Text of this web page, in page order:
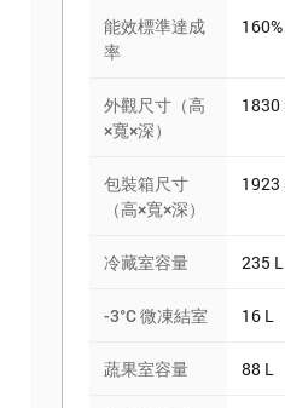
能效標準達成
率
外觀尺寸（高
×寬×深）
1830
包裝箱尺寸
（高×寬×深）
1923
冷藏室容量 235 L
-3°C 微凍結室 16 L
蔬果室容量 88 L